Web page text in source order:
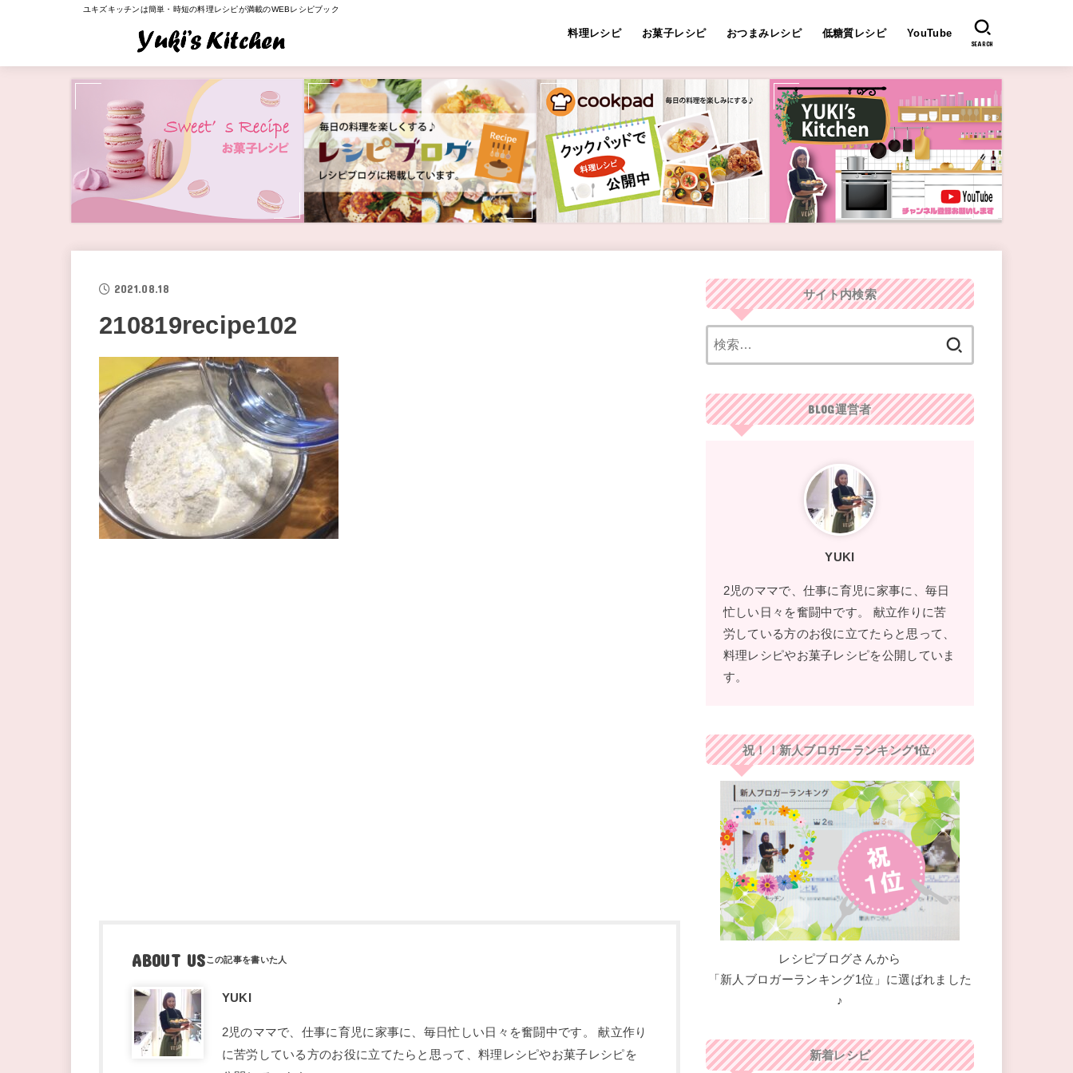
ユキズキッチンは簡単・時短の料理レシピが満載のWEBレシピブック
料理レシピ お菓子レシピ おつまみレシピ 低糖質レシピ YouTube
SEARCH
2021.08.18
210819recipe102
ABOUT US
YUKI
2児のママで、仕事に育児に家事に、毎日忙しい日々を奮闘中です。 献立作り
に苦労している方のお役に立てたらと思って、料理レシピやお菓子レシピを
サイト内検索
BLOG運営者
YUKI
2児のママで、仕事に育児に家事に、毎日
忙しい日々を奮闘中です。 献立作りに苦
労している方のお役に立てたらと思って、
料理レシピやお菓子レシピを公開していま
す。
祝！！新人ブロガーランキング1位♪
レシピブログさんから
「新人ブロガーランキング1位」に選ばれました
♪
新着レシピ